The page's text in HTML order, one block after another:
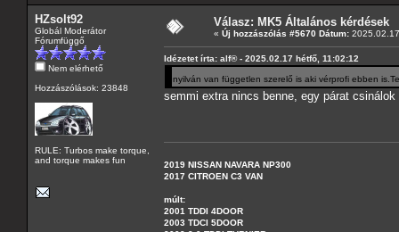
HZsolt92
Globál Moderátor
Fórumfüggő
Nem elérhető
Hozzászólások: 23848
RULE: Turbos make torque,
and torque makes fun
Válasz: MK5 Általános kérdések
« Új hozzászólás #5670 Dátum:
Idézetet írta: alf® - 2025.02.17 hétfő, 11:02:12
nyilván van független szerelő is aki vérprofi ebben
semmi extra nincs benne, egy párat csinálok
2019 NISSAN NAVARA NP300
2017 CITROEN C3 VAN
múlt:
2001 TDDI 4DOOR
2003 TDCI 5DOOR